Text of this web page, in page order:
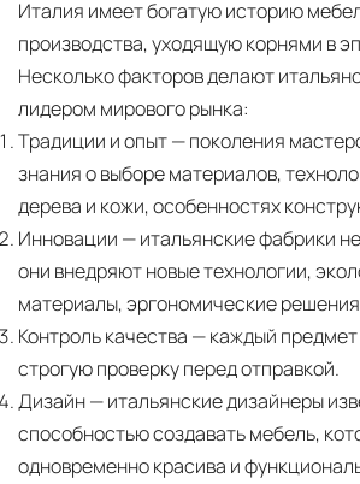
Италия имеет богатую историю
производства, уходящую корнями в
Несколько факторов делают
лидером мирового рынка:
Традиции и опыт— поколения
знания о выборе материалов,
дерева и кожи, особенностях
Инновации — итальянские фабрики
они внедряют новые технологии,
материалы, эргономические
Контроль качества — каждый
строгую проверку перед отправкой.
Дизайн— итальянские дизайнеры
способностью создавать мебель,
одновременно красива и